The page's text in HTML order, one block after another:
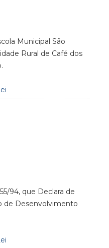
Municipal São
Rural de Café dos
94, que Declara de
de Desenvolvimento